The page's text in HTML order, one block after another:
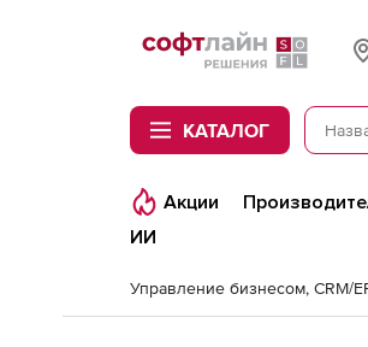
Softline
КАТАЛОГ
Акции
ИИ
Управление бизнесом, CRM/